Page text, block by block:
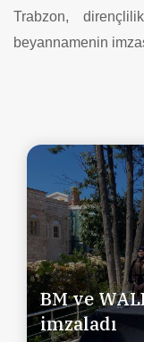
Trabzon,
beyannamenin
BM ve
imzaladı